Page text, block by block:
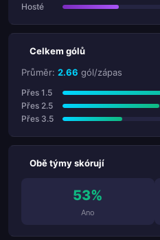
Hosté
Celkem gólů
Průměr: 2.66 gól/zápas
Přes 1.5
Přes 2.5
Přes 3.5
Obě týmy skórují
53%
Ano